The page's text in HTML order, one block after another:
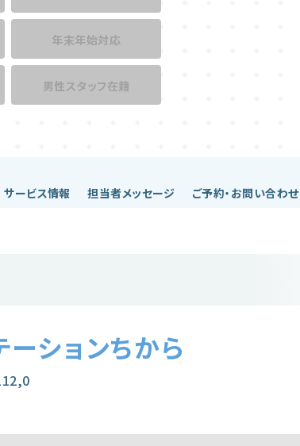
年末年始対応
男性スタッフ在籍
サービス情報 担当者メッセージ ご予約・お問い合わせ
ションちから